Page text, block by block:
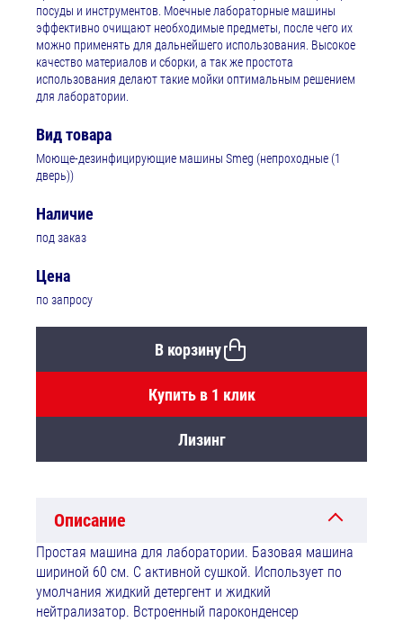
посуды и инструментов. Моечные лабораторные машины
эффективно очищают необходимые предметы, после чего их
можно применять для дальнейшего использования. Высокое
качество материалов и сборки, а так же простота
использования делают такие мойки оптимальным решением
для лаборатории.
Вид товара
Моюще-дезинфицирующие машины Smeg (непроходные (1
дверь))
Наличие
под заказ
Цена
по запросу
В корзину
Купить в 1 клик
Лизинг
Описание
Простая машина для лаборатории. Базовая машина
шириной 60 см. С активной сушкой. Использует по
умолчания жидкий детергент и жидкий
нейтрализатор. Встроенный пароконденсер